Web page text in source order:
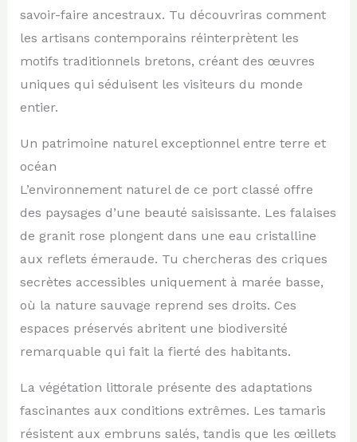
savoir-faire ancestraux. Tu découvriras comment
les artisans contemporains réinterprètent les
motifs traditionnels bretons, créant des œuvres
uniques qui séduisent les visiteurs du monde
entier.
Un patrimoine naturel exceptionnel entre terre et
océan
L’environnement naturel de ce port classé offre
des paysages d’une beauté saisissante. Les falaises
de granit rose plongent dans une eau cristalline
aux reflets émeraude. Tu chercheras des criques
secrètes accessibles uniquement à marée basse,
où la nature sauvage reprend ses droits. Ces
espaces préservés abritent une biodiversité
remarquable qui fait la fierté des habitants.
La végétation littorale présente des adaptations
fascinantes aux conditions extrêmes. Les tamaris
résistent aux embruns salés, tandis que les œillets